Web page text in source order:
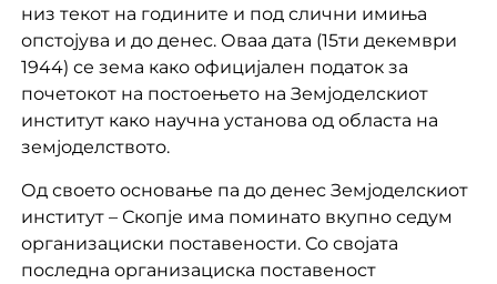
низ текот на годините и под слични имиња
опстојува и до денес. Оваа дата (15ти декември
1944) се зема како официјален податок за
почетокот на постоењето на Земјоделскиот
институт како научна установа од областа на
земјоделството.
Од своето основање па до денес Земјоделскиот
институт – Скопје има поминато вкупно седум
организациски поставености. Со својата
последна организациска поставеност